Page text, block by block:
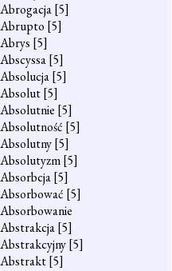
Abrogacja[5]
Abrupto [5]
Abrys [5]
Abscyssa[5]
Absolucja[5]
Absolut[5]
Absolutnie [5]
Absolutność [5]
Absolutny[5]
Absolutyzm[5]
Absorbcja[5]
Absorbować [5]
Absorbowanie
Abstrakcja[5]
Abstrakcyjny[5]
Abstrakt[5]